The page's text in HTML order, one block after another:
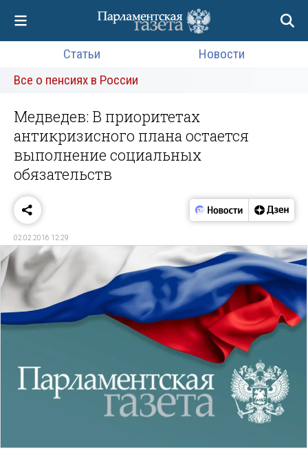
Статьи
Новости
Все о пенсиях в России
Медведев: В приоритетах
антикризисного плана остается
выполнение социальных
обязательств
02.02.2016 12:29